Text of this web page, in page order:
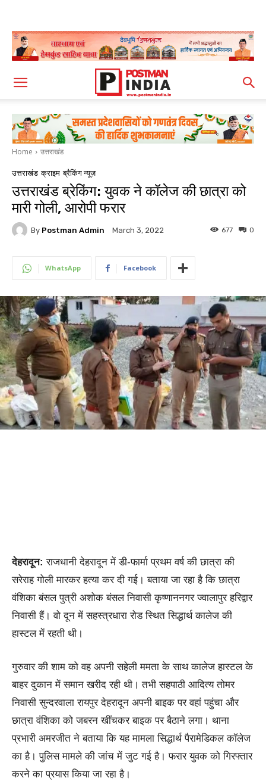
Home उत्तराखंड
उत्तराखंड क्राइम ब्रैकिंग न्यूज़
उत्तराखंड ब्रेकिंग: युवक ने कॉलेज की छात्रा को
मारी गोली, आरोपी फरार
By Postman Admin March 3, 2022 0
677
WhatsApp Facebook
देहरादून:राजधानी देहरादून में डी-फार्मा प्रथम वर्ष की छात्रा की
सरेराह गोली मारकर हत्या कर दी गई। बताया जा रहा है कि छात्रा
वंशिका बंसल पुत्री अशोक बंसल निवासी कृष्णाननगर ज्वालापुर हरिद्वार
निवासी हैं। वो दून में सहस्त्रधारा रोड स्थित सिद्धार्थ कालेज की
हास्टल में रहती थी।
गुरुवार की शाम को वह अपनी सहेली ममता के साथ कालेज हास्टल के
बाहर दुकान में समान खरीद रही थी। तभी सहपाठी आदित्य तोमर
निवासी सुन्दरवाला रायपुर देहरादून अपनी बाइक पर वहां पहुंचा और
छात्रा वंशिका को जबरन खींचकर बाइक पर बैठाने लगा। थाना
प्रभारी अमरजीत ने बताया कि यह मामला सिद्धार्थ पैरामेडिकल कॉलेज
का है। पुलिस मामले की जांच में जुट गई है। फरार युवक को गिरफ्तार
करने का प्रयास किया जा रहा है।